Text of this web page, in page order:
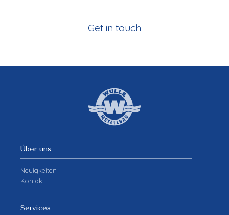
Get in touch
Über uns
Neuigkeiten
Kontakt
Services